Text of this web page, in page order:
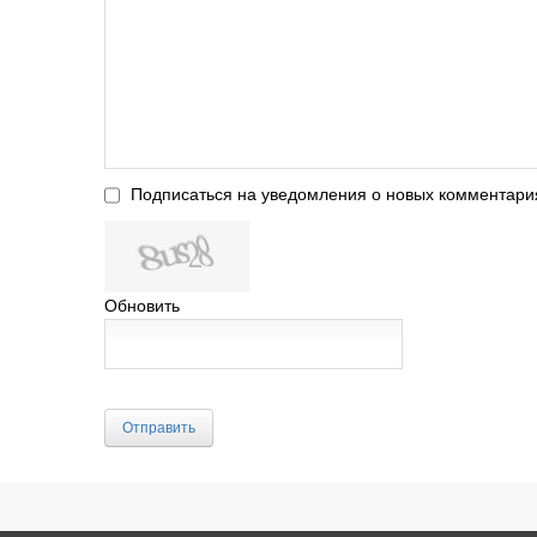
Подписаться на уведомления о новых
Обновить
Отправить